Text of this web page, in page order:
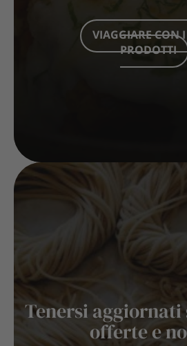
VIAGGIARE CON
PRODOTTI
Tenersi
offerte e